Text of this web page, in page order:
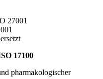
27001
17100
pharmakologischer